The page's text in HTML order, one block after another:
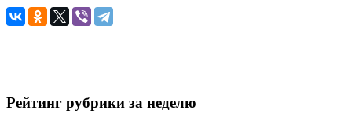
Рейтинг рубрики за неделю